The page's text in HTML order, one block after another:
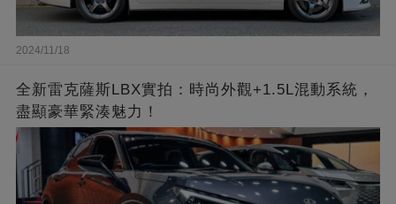
2024/11/18
全新雷克薩斯LBX實拍：時尚外觀+1.5L混動系統，
盡顯豪華緊湊魅力！